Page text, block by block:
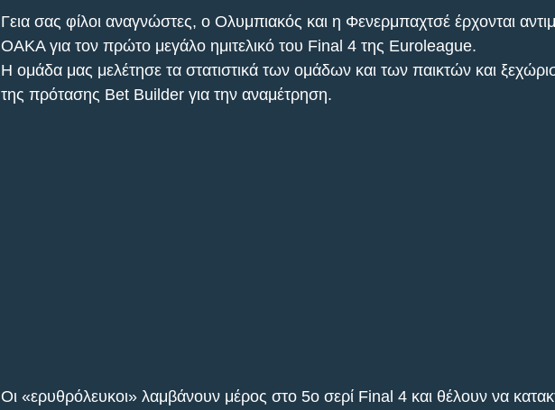
Γεια σας φίλοι αναγνώστες, ο Ολυμπιακός και η Φενερμπαχτσέ έρχονται
ΟΑΚΑ για τον πρώτο μεγάλο ημιτελικό του Final 4 της Euroleague.
Η ομάδα μας μελέτησε τα στατιστικά των ομάδων και των παικτών και
της πρότασης Bet Builder για την αναμέτρηση.
Οι «ερυθρόλευκοι» λαμβάνουν μέρος στο 5ο σερί Final 4 και θέλουν να